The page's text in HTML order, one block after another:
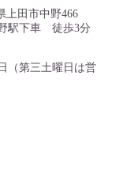
上田市中野466
駅下車 徒歩3分
（第三土曜日は営